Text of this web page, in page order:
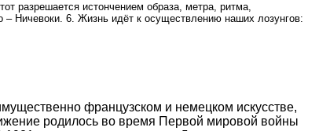
разрешается истончением образа, метра, ритма,
– Ничевоки. 6. Жизнь идёт к осуществлению наших лозунгов:
французском и немецком искусстве,
родилось во время Первой мировой войны